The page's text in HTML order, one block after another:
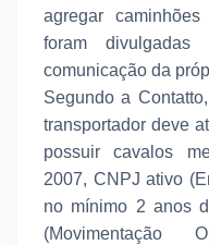
agregar
foram
comunicação da
Segundo a
transportador deve
possuir cavalos
2007, CNPJ ativo
no mínimo 2 anos
(Movimentação